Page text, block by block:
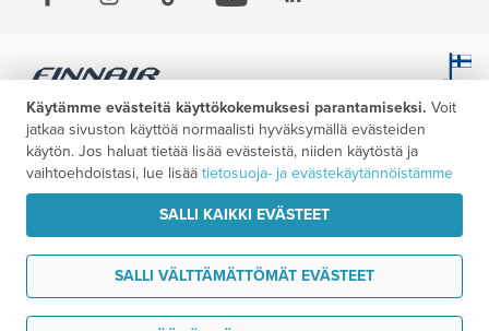
Käytämme evästeitä käyttökokemuksesi parantamiseksi. Voit
jatkaa sivuston käyttöä normaalisti hyväksymällä evästeiden
käytön. Jos haluat tietää lisää evästeistä, niiden käytöstä ja
vaihtoehdoistasi, lue lisää tietosuoja- ja evästekäytännöistämme
SALLI KAIKKI EVÄSTEET
SALLI VÄLTTÄMÄTTÖMÄT EVÄSTEET